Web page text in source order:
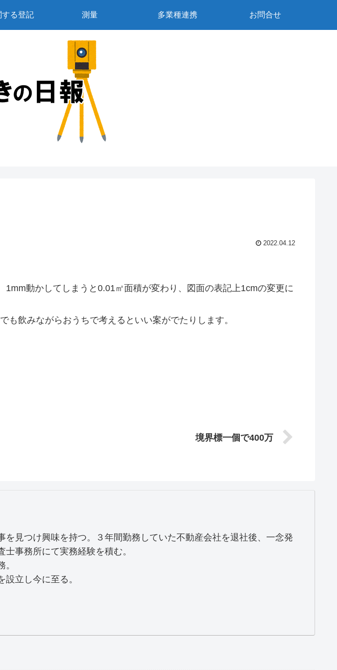
する登記 測量 多業種連携 お問合せ
2022.04.12
動かしてしまうと0.01㎡面積が変わり、図面の表記上1cmの変更に
飲みながらおうちで考えるといい案がでたりします。
境界標一個で400万
見つけ興味を持つ。３年間勤務していた不動産会社を退社後、一念発
事務所にて実務経験を積む。
立し今に至る。